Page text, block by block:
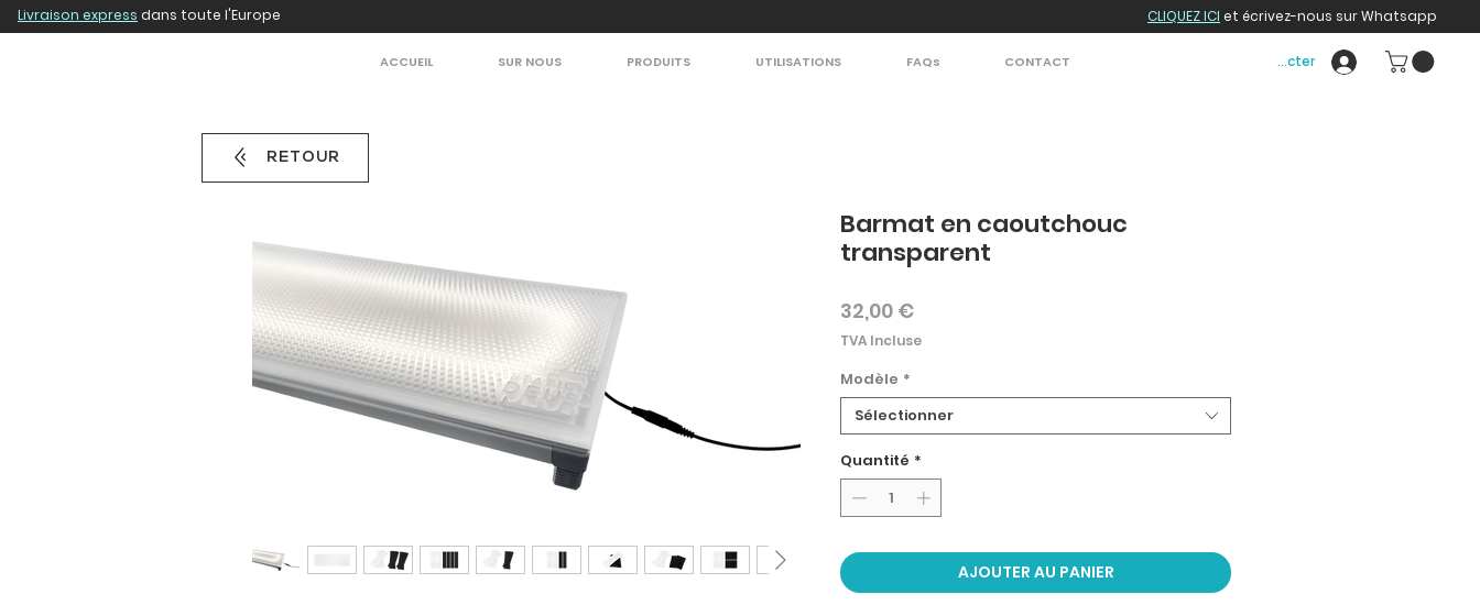
Livraison express dans toute l'Europe CLIQUEZ ICI et écrivez-nous sur Whatsapp
ACCUEIL SUR NOUS PRODUITS UTILISATIONS FAQs CONTACT Se connecter
RETOUR
Barmat en caoutchouc
transparent
32,00 €Prix
TVA Incluse
Modèle *
Sélectionner
Quantité *
AJOUTER AU PANIER